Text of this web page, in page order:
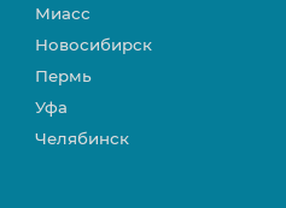
Миасс
Новосибирск
Пермь
Уфа
Челябинск